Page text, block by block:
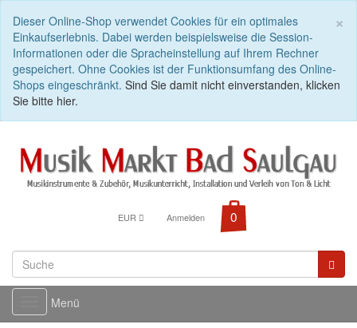
×
Dieser Online-Shop verwendet Cookies für ein optimales
Einkaufserlebnis. Dabei werden beispielsweise die Session-
Informationen oder die Spracheinstellung auf Ihrem Rechner
gespeichert. Ohne Cookies ist der Funktionsumfang des Online-
Shops eingeschränkt. Sind Sie damit nicht einverstanden, klicken
Sie bitte hier.
EUR Anmelden
Toggle
navigation
Menü